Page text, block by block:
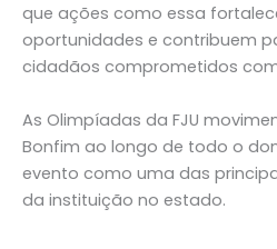
que ações como essa
oportunidades e contribuem
cidadãos comprometidos
As Olimpíadas da FJU
Bonfim ao longo de todo o
evento como uma das
da instituição no estado.